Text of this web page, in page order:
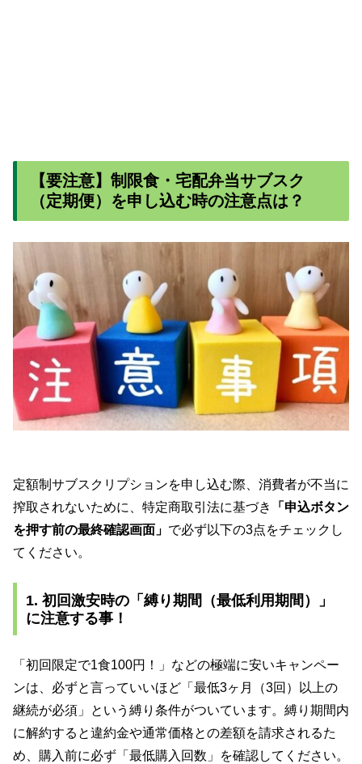
【要注意】制限食・宅配弁当サブスク
（定期便）を申し込む時の注意点は？
定額制サブスクリプションを申し込む際、消費者が不当に
搾取されないために、特定商取引法に基づき
「申込ボタン
を押す前の最終確認画面」 で必ず以下の3点をチェックし
てください。
1. 初回激安時の「縛り期間（最低利用期間）」
に注意する事！
「初回限定で1食100円！」などの極端に安いキャンペー
ンは、必ずと言っていいほど「最低3ヶ月（3回）以上の
継続が必須」という縛り条件がついています。縛り期間内
に解約すると違約金や通常価格との差額を請求されるた
め、購入前に必ず「最低購入回数」を確認してください。